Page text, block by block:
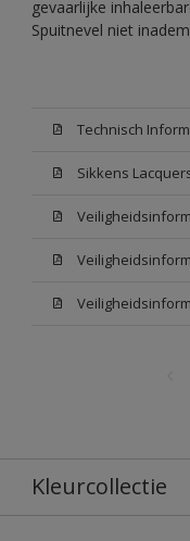
gevaarlijke
Spuitnevel niet
Technisch
Kleurcollectie